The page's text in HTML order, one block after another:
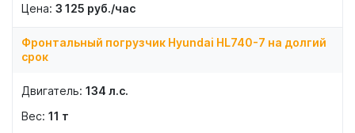
3 125 руб./час
Фронтальный погрузчик Hyundai HL740-7 на долгий
срок
134 л.с.
11 т